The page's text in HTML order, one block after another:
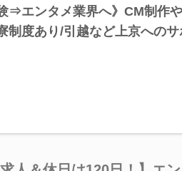
⇒エンタメ業界へ》CM制作
制度あり/引越など上京への